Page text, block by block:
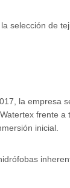
selección de
la empresa
frente a
inicial.